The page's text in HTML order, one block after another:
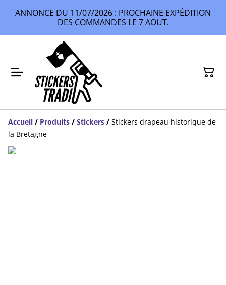
ANNONCE DU 11/07/2026 : PROCHAINE EXPÉDITION
DES COMMANDES LE 7 AOUT.
Accueil / Produits / Stickers / Stickers drapeau historique de
la Bretagne